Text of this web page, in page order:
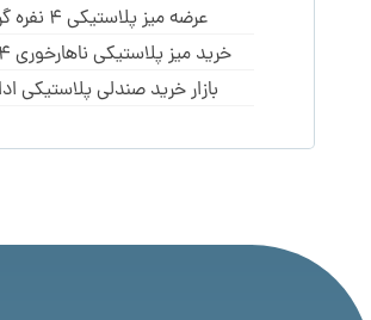
عرضه میز پلاستیکی 4 نفره گرد
خرید میز پلاستیکی ناهارخوری 4 نفره
بازار خرید صندلی پلاستیکی